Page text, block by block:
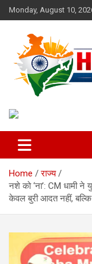
Skip
to
Monday, August 10,
Hindustan
Home
राज्य
नशे को ‘ना’: CM धामी
केवल बुरी आदत नहीं, बल्कि